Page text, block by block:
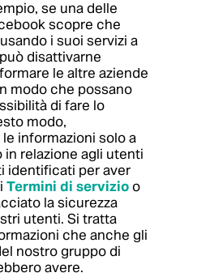
se una delle
scopre che
i suoi servizi a
disattivarne
le altre aziende
modo che possano
di fare lo
modo,
informazioni solo a
relazione agli utenti
identificati per aver
Termini di servizioo
la sicurezza
utenti. Si tratta
che anche gli
nostro gruppo di
avere.